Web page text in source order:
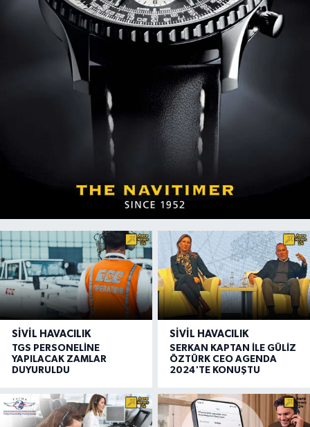
SIVIL HAVACILIK
TGS PERSONELİNE
YAPILACAK ZAMLAR
DUYURULDU
SIVIL HAVACILIK
SERKAN KAPTAN İLE GÜLİZ
ÖZTÜRK CEO AGENDA
2024'TE KONUŞTU